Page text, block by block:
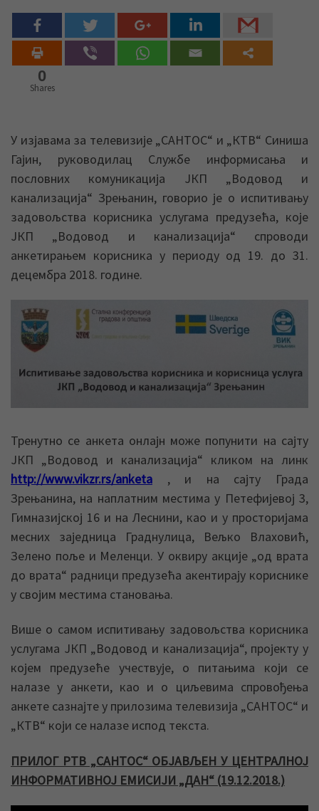
0
Shares
У изјавама за телевизије „САНТОС“ и „КТВ“ Синиша
Гајин, руководилац Службе информисања и
пословних комуникација ЈКП „Водовод и
канализација“ Зрењанин, говорио је о испитивању
задовољства корисника услугама предузећа, које
ЈКП „Водовод и канализација“ спроводи
анкетирањем корисника у периоду од 19. до 31.
децембра 2018. године.
Тренутно се анкета онлајн може попунити на сајту
ЈКП „Водовод и канализација“ кликом на линк
http://www.vikzr.rs/anketa , и на сајту Града
Зрењанина, на наплатним местима у Петефијевој 3,
Гимназијској 16 и на Леснини, као и у просторијама
месних заједница Граднулица, Вељко Влаховић,
Зелено поље и Меленци. У оквиру акције „од врата
до врата“ радници предузећа акентирају кориснике
у својим местима становања.
Више о самом испитивању задовољства корисника
услугама ЈКП „Водовод и канализација“, пројекту у
којем предузеће учествује, о питањима који се
налазе у анкети, као и о циљевима спровођења
анкете сазнајте у прилозима телевизија „САНТОС“ и
„КТВ“ који се налазе испод текста.
ПРИЛОГ РТВ „САНТОС“ ОБЈАВЉЕН У ЦЕНТРАЛНОЈ
ИНФОРМАТИВНОЈ ЕМИСИЈИ „ДАН“ (19.12.2018.)